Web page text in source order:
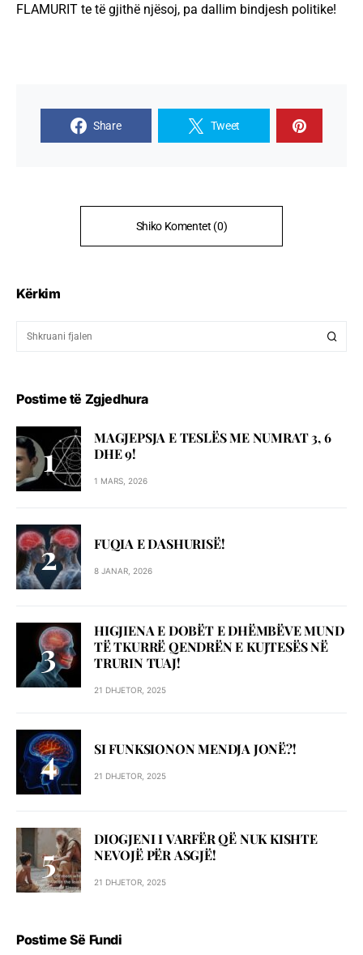
FLAMURIT te të gjithë njësoj, pa dallim bindjesh politike!
Share Tweet
Shiko Komentet (0)
Kërkim
Postime të Zgjedhura
MAGJEPSJA E TESLËS ME NUMRAT 3, 6
DHE 9!
1 MARS, 2026
FUQIA E DASHURISË!
8 JANAR, 2026
HIGJIENA E DOBËT E DHËMBËVE MUND
TË TKURRË QENDRËN E KUJTESËS NË
TRURIN TUAJ!
21 DHJETOR, 2025
SI FUNKSIONON MENDJA JONË?!
21 DHJETOR, 2025
DIOGJENI I VARFËR QË NUK KISHTE
NEVOJË PËR ASGJË!
21 DHJETOR, 2025
Postime Së Fundi